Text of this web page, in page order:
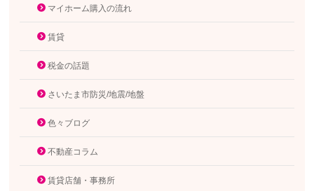
マイホーム購入の流れ
賃貸
税金の話題
さいたま市防災/地震/地盤
色々ブログ
不動産コラム
賃貸店舗・事務所